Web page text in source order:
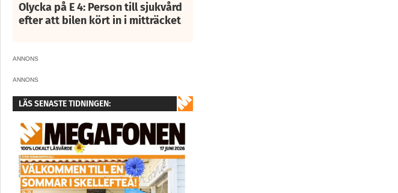
Olycka på E 4: Person till sjukvård
efter att bilen kört in i mitträcket
ANNONS
ANNONS
LÄS SENASTE TIDNINGEN: